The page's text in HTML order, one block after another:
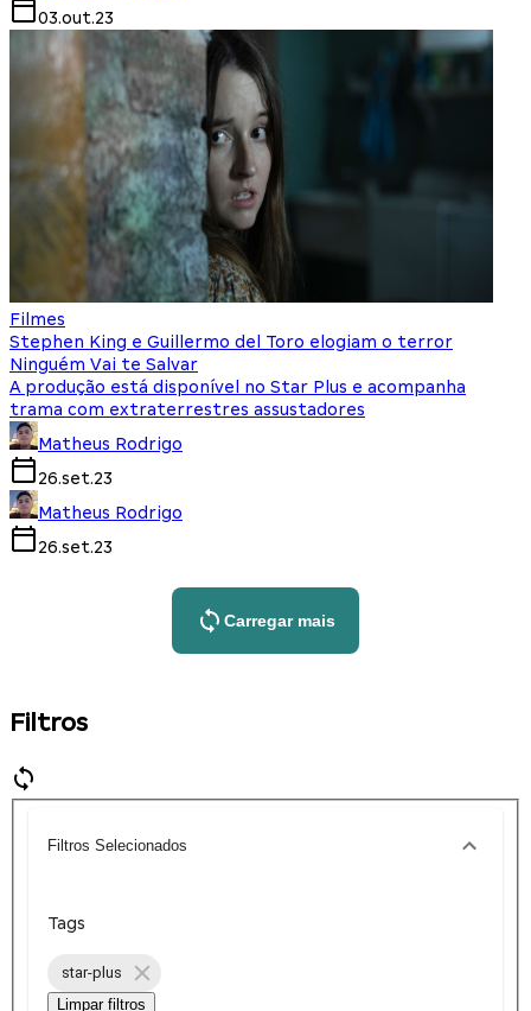
03.out.23
Filmes
Stephen King e Guillermo del Toro elogiam o terror
Ninguém Vai te Salvar
A produção está disponível no Star Plus e acompanha
trama com extraterrestres assustadores
Matheus Rodrigo
26.set.23
Matheus Rodrigo
26.set.23
Carregar mais
Filtros
Filtros Selecionados
Tags
star-plus
Limpar filtros